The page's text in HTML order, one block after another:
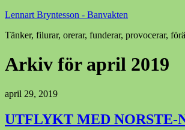
Lennart Bryntesson - Banvakten
Tänker, filurar, orerar, funderar, provocerar,
Arkiv för april 2019
april 29, 2019
UTFLYKT MED NORSTE-